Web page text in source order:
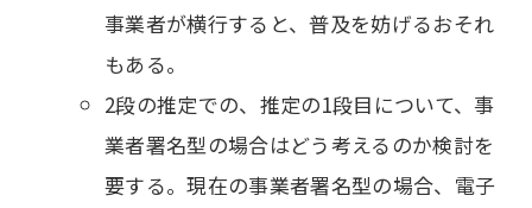
事業者が横行すると、普及を妨げるおそれ
もある。
2段の推定での、推定の1段目について、事
業者署名型の場合はどう考えるのか検討を
要する。現在の事業者署名型の場合、電子